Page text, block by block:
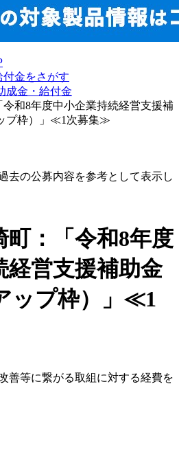
金をさがす
成金・給付金
和8年度中小企業持続経営支援補
プ枠）」≪1次募集≫
去の公募内容を参考として表示し
町：「令和8年度
経営支援補助金
ップ枠）」≪1
善等に繋がる取組に対する経費を